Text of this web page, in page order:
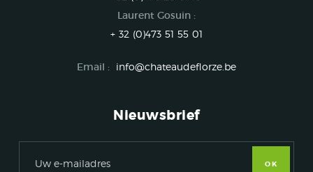
Laurent Gosuin :
+ 32 (0)473 51 55 01
Email : info@chateaudeflorze.be
Nieuwsbrief
OK